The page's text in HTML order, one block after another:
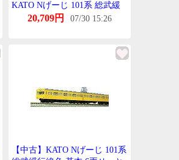
KATO Nげーじ 101系 総武緩
行線色 増結 4両せっと 10-256
20,709円 07/30 15:26
【中古】KATO Nげーじ 101系